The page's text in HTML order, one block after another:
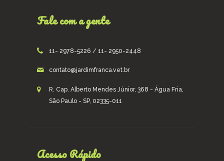
Fale com a gente
11- 2978-5226 / 11- 2950-2448
contato@jardimfranca.vet.br
R. Cap. Alberto Mendes Júnior, 368 - Água Fria,
São Paulo - SP, 02335-011
Acesso Rápido